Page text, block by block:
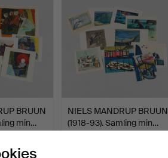
BRUUN
min…
NIELS MANDRUP BRUUN
(1918-93). Samling min…